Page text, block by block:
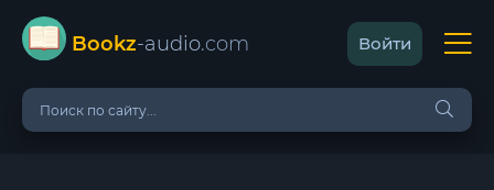
Bookz-audio.com Войти